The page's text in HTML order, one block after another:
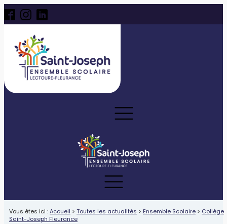
Vous êtes ici :Accueil > Toutes les actualités > Ensemble Scolaire > Collège
Saint-Joseph Fleurance